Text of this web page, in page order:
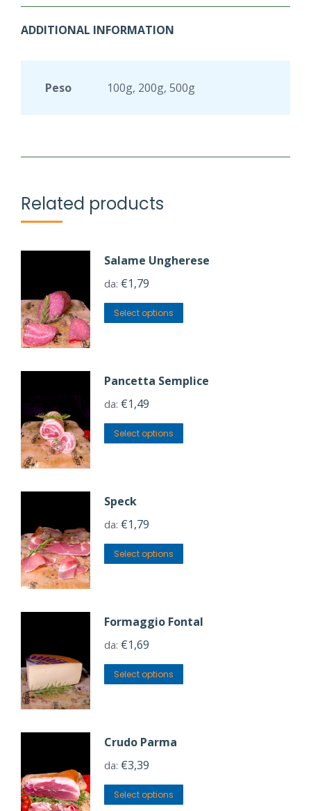
ADDITIONAL INFORMATION
Peso 100g, 200g, 500g
Related products
Salame Ungherese
da: €1,79
Select options
Pancetta Semplice
da: €1,49
Select options
Speck
da: €1,79
Select options
Formaggio Fontal
da: €1,69
Select options
Crudo Parma
da: €3,39
Select options